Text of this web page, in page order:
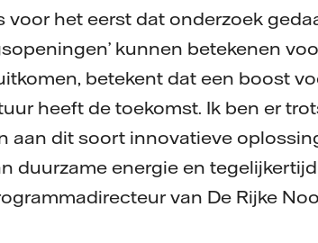
voor het eerst dat onderzoek
kunnen betekenen
betekent dat een boost
heeft de toekomst. Ik ben er
aan dit soort innovatieve
duurzame energie en
van De Rijke